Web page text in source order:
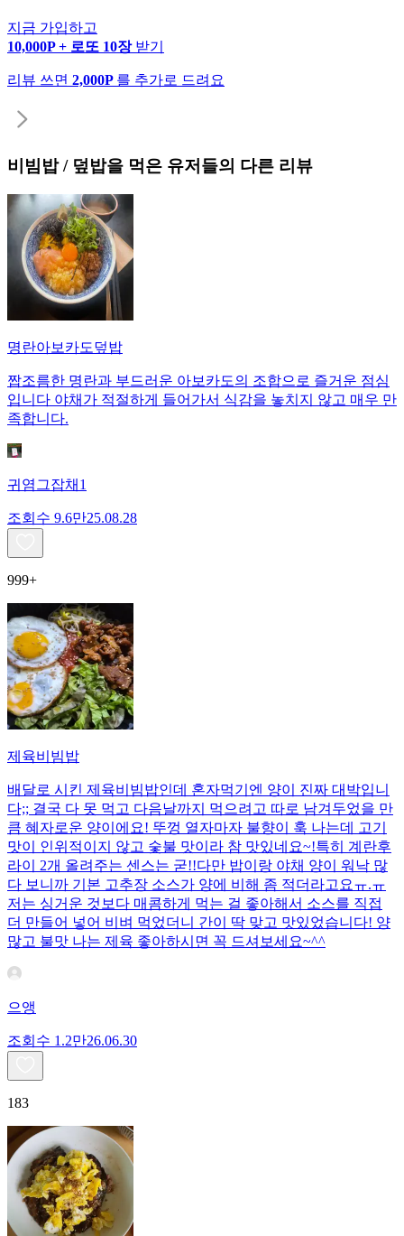
지금 가입하고
10,000P + 로또 10장 받기
리뷰 쓰면 2,000P 를 추가로 드려요
비빔밥 / 덮밥을 먹은 유저들의 다른 리뷰
명란아보카도덮밥
짭조름한 명란과 부드러운 아보카도의 조합으로 즐거운 점심
입니다 야채가 적절하게 들어가서 식감을 놓치지 않고 매우 만
족합니다.
귀염그잡채1
조회수 9.6만25.08.28
999+
제육비빔밥
배달로 시킨 제육비빔밥인데 혼자먹기엔 양이 진짜 대박입니
다;; 결국 다 못 먹고 다음날까지 먹으려고 따로 남겨두었을 만
큼 혜자로운 양이에요! 뚜껑 열자마자 불향이 훅 나는데 고기
맛이 인위적이지 않고 숯불 맛이라 참 맛있네요~!특히 계란후
라이 2개 올려주는 센스는 굳!! ​다만 밥이랑 야채 양이 워낙 많
다 보니까 기본 고추장 소스가 양에 비해 좀 적더라고요ㅠ.ㅠ
저는 싱거운 것보다 매콤하게 먹는 걸 좋아해서 소스를 직접
더 만들어 넣어 비벼 먹었더니 간이 딱 맞고 맛있었습니다! 양
많고 불맛 나는 제육 좋아하시면 꼭 드셔보세요~^^
으앵
조회수 1.2만26.06.30
183